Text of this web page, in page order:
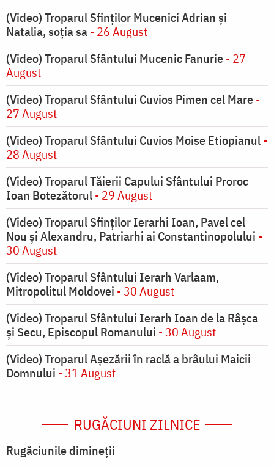
(Video) Troparul Sfinților Mucenici Adrian și
Natalia, soția sa- 26 August
(Video) Troparul Sfântului Mucenic Fanurie- 27
August
(Video) Troparul Sfântului Cuvios Pimen cel Mare-
27 August
(Video) Troparul Sfântului Cuvios Moise Etiopianul-
28 August
(Video) Troparul Tăierii Capului Sfântului Proroc
Ioan Botezătorul- 29 August
(Video) Troparul Sfinților Ierarhi Ioan, Pavel cel
Nou și Alexandru, Patriarhi ai Constantinopolului -
30 August
(Video) Troparul Sfântului Ierarh Varlaam,
Mitropolitul Moldovei - 30 August
(Video) Troparul Sfântului Ierarh Ioan de la Râșca
și Secu, Episcopul Romanului - 30 August
(Video) Troparul Așezării în raclă a brâului Maicii
Domnului - 31 August
RUGĂCIUNI ZILNICE
Rugăciunile dimineții